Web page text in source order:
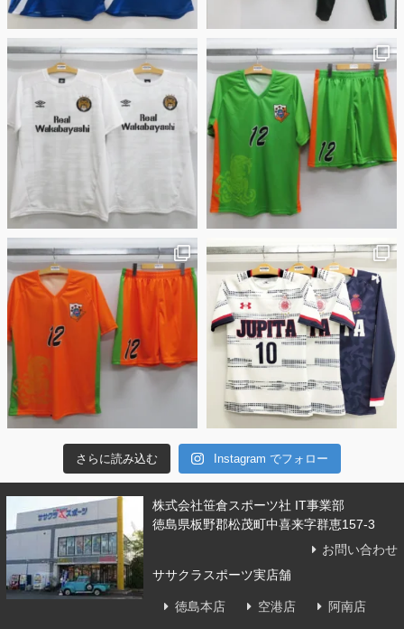
さらに読み込む Instagram でフォロー
株式会社笹倉スポーツ社 IT事業部
徳島県板野郡松茂町中喜来字群恵157-3
お問い合わせ
ササクラスポーツ実店舗
徳島本店 空港店 阿南店